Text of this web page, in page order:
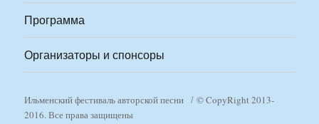
Программа
Организаторы и спонсоры
Ильменский фестиваль авторской песни
© CopyRight 2013-
2016. Все права защищены